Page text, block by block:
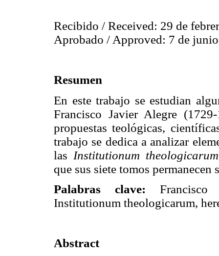
Recibido / Received: 29 de
Aprobado / Approved: 7 de
Resumen
En este trabajo se estudian
Francisco Javier Alegre
propuestas teológicas,
trabajo se dedica a analizar
las Institutionum
que sus siete tomos
Palabras clave:
Institutionum theologicarum,
Abstract